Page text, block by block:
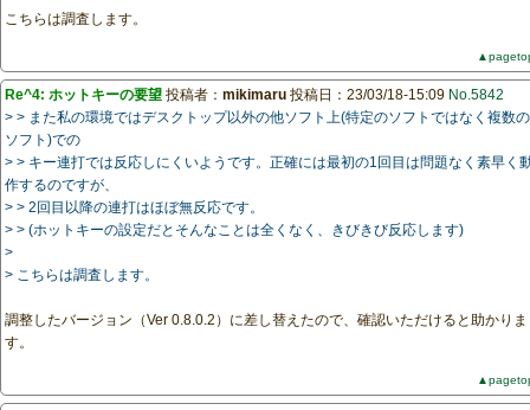
こちらは調査します。
Re^4: ホットキーの要望 投稿者： mikimaru 投稿日：23/03/18-15:09 No.5842
> > また私の環境ではデスクトップ以外の他ソフト上(特定のソフトではなく複数の
ソフト)での
> > キー連打では反応しにくいようです。正確には最初の1回目は問題なく素早く
作するのですが、
> > 2回目以降の連打はほぼ無反応です。
> > (ホットキーの設定だとそんなことは全くなく、きびきび反応します)
>
> こちらは調査します。
調整したバージョン（Ver 0.8.0.2）に差し替えたので、確認いただけると助かりま
す。